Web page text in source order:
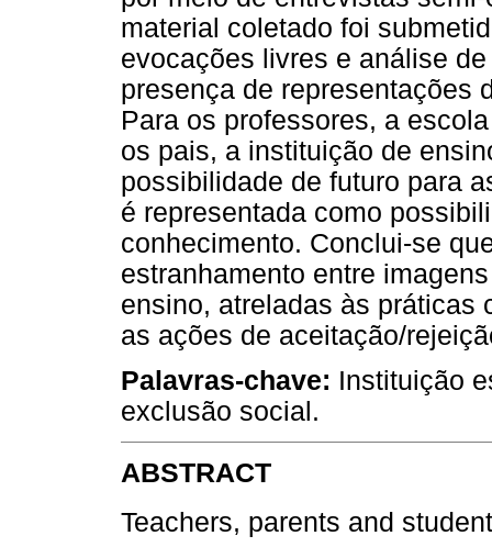
material coletado foi
evocações livres e análise
presença de representações
Para os professores, a
os pais, a instituição de
possibilidade de futuro para
é representada como
conhecimento. Conclui-se
estranhamento entre
ensino, atreladas às práticas
as ações de aceitação/
Palavras-chave: Instituição
exclusão social.
ABSTRACT
Teachers, parents and